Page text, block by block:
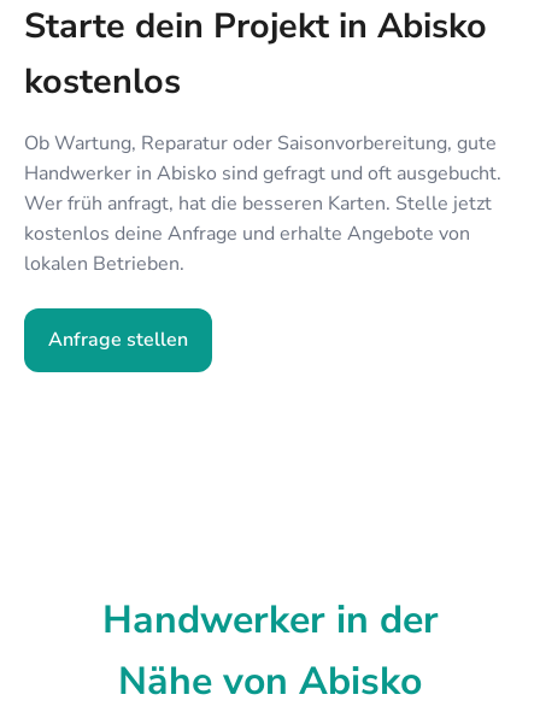
Starte dein Projekt in Abisko
kostenlos
Ob Wartung, Reparatur oder Saisonvorbereitung, gute
Handwerker in Abisko sind gefragt und oft ausgebucht.
Wer früh anfragt, hat die besseren Karten. Stelle jetzt
kostenlos deine Anfrage und erhalte Angebote von
lokalen Betrieben.
Anfrage stellen
Handwerker in der
Nähe von Abisko